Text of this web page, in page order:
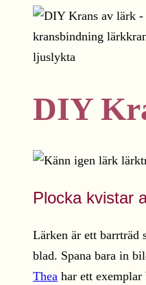
DIY
Plocka kvistar
Lärken är ett barrträd
blad. Spana bara in
Thea har ett